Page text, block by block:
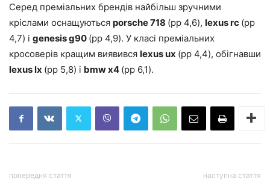
Серед преміальних брендів найбільш зручними
кріслами оснащуються porsche 718 (рр 4,6), lexus rc (рр
4,7) і genesis g90 (рр 4,9). У класі преміальних
кросоверів кращим виявився lexus ux (рр 4,4), обігнавши
lexus lx (рр 5,8) і bmw x4 (рр 6,1).
попередня стаття наступна стаття